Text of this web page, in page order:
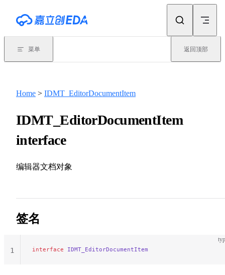
菜单 返回顶部
Home > IDMT_EditorDocumentItem
IDMT_EditorDocumentItem
interface
编辑器文档对象
签名
interface IDMT_EditorDocumentItem
1